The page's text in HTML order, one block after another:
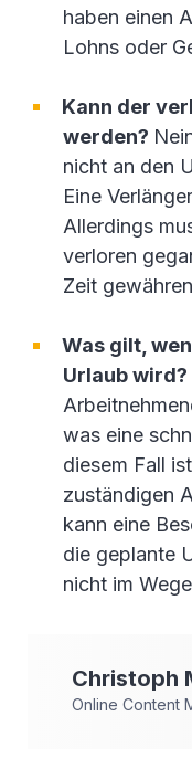
haben einen
Lohns oder
Kann der
werden?
nicht an den
Eine
Allerdings
verloren
Zeit
Was gilt,
Urlaub wird?
was eine
diesem Fall
zuständigen
kann eine
die geplante
nicht im
Christoph
Online Content